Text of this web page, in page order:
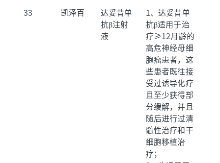
33 凯泽百
达妥昔单
抗β注射
液
1、达妥昔单
抗β适用于治
疗≥12月龄的
高危神经母细
胞瘤患者，这
些患者既往接
受过诱导化疗
且至少获得部
分缓解，并且
随后进行过清
髓性治疗和干
细胞移植治
疗；